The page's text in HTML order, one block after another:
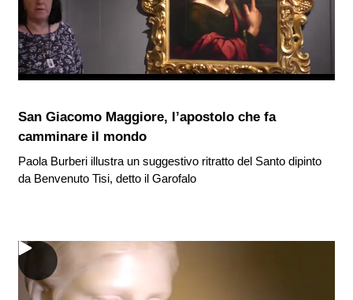
San Giacomo Maggiore, l’apostolo che fa
camminare il mondo
Paola Burberi illustra un suggestivo ritratto del Santo dipinto
da Benvenuto Tisi, detto il Garofalo